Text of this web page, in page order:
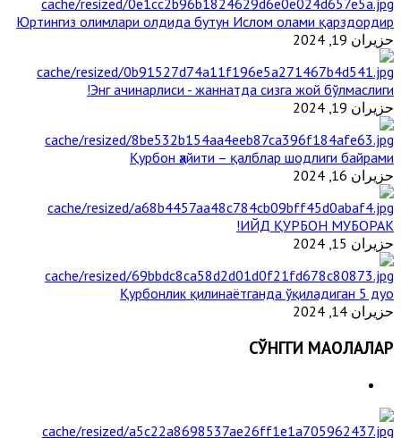
Юртингиз олимлари олдида бутун Ислом олами қарздордир
حزيران 19, 2024
Энг ачинарлиси - жаннатда сизга жой бўлмаслиги!
حزيران 19, 2024
Қурбон ҳайити – қалблар шодлиги байрами
حزيران 16, 2024
ИЙД ҚУРБОН МУБОРАК!
حزيران 15, 2024
Қурбонлик қилинаётганда ўқиладиган 5 дуо
حزيران 14, 2024
СЎНГГИ МАҚОЛАЛАР